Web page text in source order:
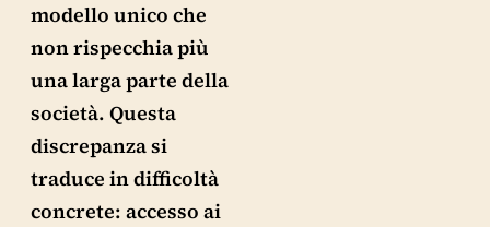
modello unico che
non rispecchia più
una larga parte della
società. Questa
discrepanza si
traduce in difficoltà
concrete: accesso ai